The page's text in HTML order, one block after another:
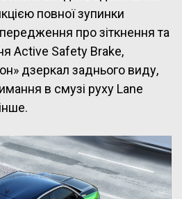
повної зупинки
про зіткнення та
Active Safety Brake,
дзеркал заднього виду,
в смузі руху Lane